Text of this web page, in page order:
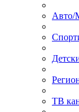
Авто/
ТВ